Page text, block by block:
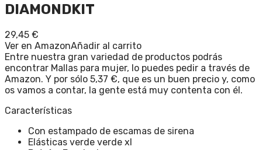
DIAMONDKIT
29,45 €
Ver en AmazonAñadir al carrito
Entre nuestra gran variedad de productos podrás
encontrar Mallas para mujer, lo puedes pedir a través de
Amazon. Y por sólo 5,37 €, que es un buen precio y, como
os vamos a contar, la gente está muy contenta con él.
Características
Con estampado de escamas de sirena
Elásticas verde verde xl